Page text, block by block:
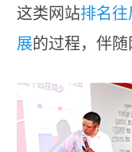
这类网站排名往
展的过程，伴随